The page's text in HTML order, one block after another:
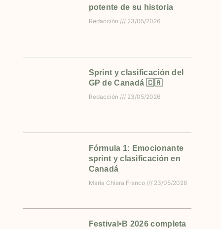
potente de su historia
Redacción 23/05/2026
Sprint y clasificación del
GP de Canadá 🇨🇦
Redacción 23/05/2026
Fórmula 1: Emocionante
sprint y clasificación en
Canadá
Maria Chiara Franco 23/05/2026
Festival•B 2026 completa